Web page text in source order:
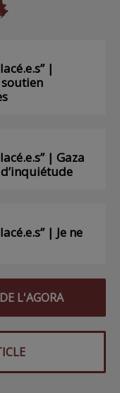
|
| Gaza
| Je ne
L'AGORA